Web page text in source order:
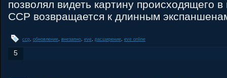
позволял видеть картину происходящего
ССР возвращается к длинным
ccp, обновление, внезапно, eve, расширение, eve online
5